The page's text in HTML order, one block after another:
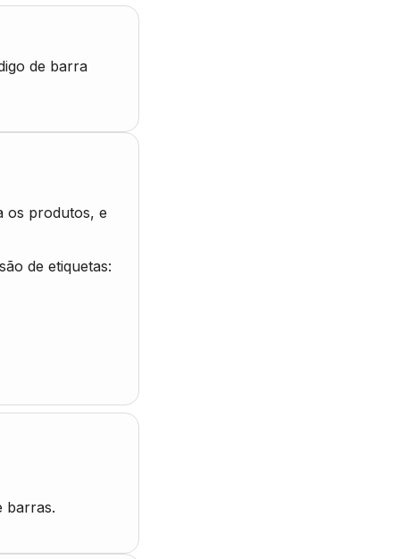
de barra
os produtos, e
de etiquetas:
barras.